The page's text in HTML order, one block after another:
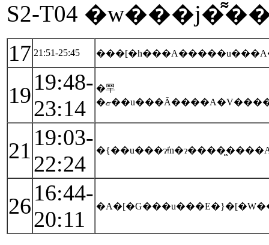
S2-T04
17 21:51-25:45
19
19:48-
23:14
�䍑
21
19:03-
22:24
26
16:44-
20:11